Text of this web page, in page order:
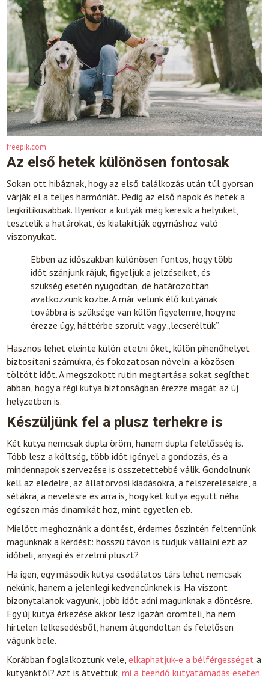
freepik.com
Az első hetek különösen fontosak
Sokan ott hibáznak, hogy az első találkozás után túl gyorsan
várják el a teljes harmóniát. Pedig az első napok és hetek a
legkritikusabbak. Ilyenkor a kutyák még keresik a helyüket,
tesztelik a határokat, és kialakítják egymáshoz való
viszonyukat.
Ebben az időszakban különösen fontos, hogy több
időt szánjunk rájuk, figyeljük a jelzéseiket, és
szükség esetén nyugodtan, de határozottan
avatkozzunk közbe. A már velünk élő kutyának
továbbra is szüksége van külön figyelemre, hogy ne
érezze úgy, háttérbe szorult vagy „lecseréltük”.
Hasznos lehet eleinte külön etetni őket, külön pihenőhelyet
biztosítani számukra, és fokozatosan növelni a közösen
töltött időt. A megszokott rutin megtartása sokat segíthet
abban, hogy a régi kutya biztonságban érezze magát az új
helyzetben is.
Készüljünk fel a plusz terhekre is
Két kutya nemcsak dupla öröm, hanem dupla felelősség is.
Több lesz a költség, több időt igényel a gondozás, és a
mindennapok szervezése is összetettebbé válik. Gondolnunk
kell az eledelre, az állatorvosi kiadásokra, a felszerelésekre, a
sétákra, a nevelésre és arra is, hogy két kutya együtt néha
egészen más dinamikát hoz, mint egyetlen eb.
Mielőtt meghoznánk a döntést, érdemes őszintén feltennünk
magunknak a kérdést: hosszú távon is tudjuk vállalni ezt az
időbeli, anyagi és érzelmi pluszt?
Ha igen, egy második kutya csodálatos társ lehet nemcsak
nekünk, hanem a jelenlegi kedvencünknek is. Ha viszont
bizonytalanok vagyunk, jobb időt adni magunknak a döntésre.
Egy új kutya érkezése akkor lesz igazán örömteli, ha nem
hirtelen lelkesedésből, hanem átgondoltan és felelősen
vágunk bele.
Korábban foglalkoztunk vele,elkaphatjuk-e a bélférgességet a
kutyánktól? Azt is átvettük,mi a teendő kutyatámadás esetén.